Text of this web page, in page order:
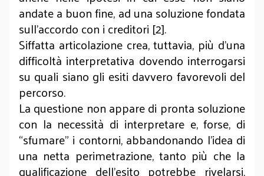
andate a buon fine, ad una soluzione fondata
sull’accordo con i creditori [2].
Siffatta articolazione crea, tuttavia, più d’una
difficoltà interpretativa dovendo interrogarsi
su quali siano gli esiti davvero favorevoli del
percorso.
La questione non appare di pronta soluzione
con la necessità di interpretare e, forse, di
“sfumare” i contorni, abbandonando l’idea di
una netta perimetrazione, tanto più che la
qualificazione dell’esito potrebbe rivelarsi,